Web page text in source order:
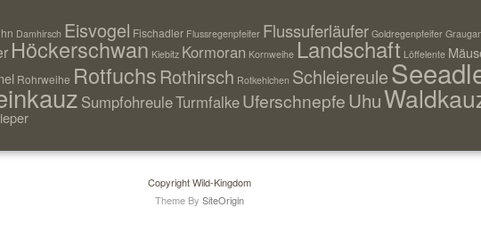
Damhirsch Eisvogel Fischadler Flussregenpfeifer Flussuferläufer Goldregenpfeifer
Höckerschwan Kiebitz Kormoran Kornweihe Landschaft Löffelente
Rohrweihe Rotfuchs Rothirsch Rotkehlchen Schleiereule
SumpfohreuleTurmfalkeUferschnepfeUhu
Copyright Wild-Kingdom
Theme By SiteOrigin